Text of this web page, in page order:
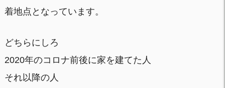
着地点となっています。
どちらにしろ
2020年のコロナ前後に家を建てた人
それ以降の人